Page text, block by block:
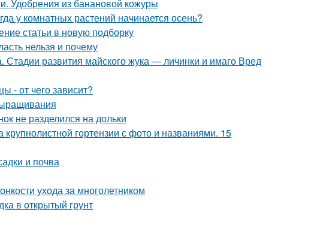
Удобрения из банановой кожуры
у комнатных растений начинается осень?
статьи в новую подборку
нельзя и почему
развития майского жука — личинки и имаго Вред
- от чего зависит?
не разделился на дольки
гортензии с фото и названиями. 15
и почва
ухода за многолетником
в открытый грунт